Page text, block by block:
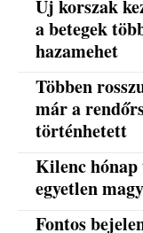
Új korszak
a betegek
hazamehet
Többen
már a
történhetett
Kilenc
egyetlen
Fontos